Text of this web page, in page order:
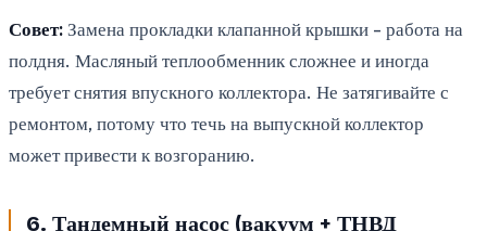
Совет:Замена прокладки клапанной крышки - работа на
полдня. Масляный теплообменник сложнее и иногда
требует снятия впускного коллектора. Не затягивайте с
ремонтом, потому что течь на выпускной коллектор
может привести к возгоранию.
6. Тандемный насос (вакуум + ТНВД